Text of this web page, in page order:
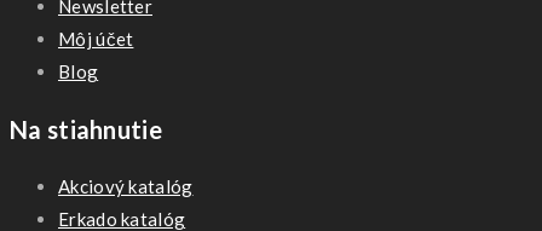
Newsletter
Môj účet
Blog
Na stiahnutie
Akciový katalóg
Erkado katalóg